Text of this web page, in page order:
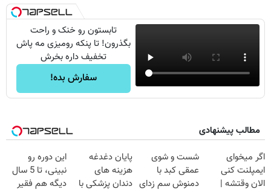
تابستون رو خنک و راحت
بگذرون! تا پنکه رومیزی مه پاش
تخفیف داره بخرش
سفارش بده!
مطالب پیشنهادی
اگر میخوای
ایمپلنت کنی
الان وقتشه |
شست و شوی
عمقی کبد با
دمنوش سم زدای
پایان دغدغه
هزینه های
دندان پزشکی با
این دوره رو
نبینی، تا 5 سال
دیگه هم فقیر